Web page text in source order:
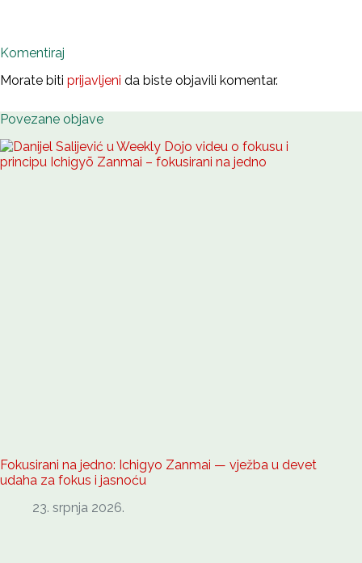
Komentiraj
Morate biti prijavljeni da biste objavili komentar.
Povezane objave
Fokusirani na jedno: Ichigyo Zanmai — vježba u devet
udaha za fokus i jasnoću
23. srpnja 2026.